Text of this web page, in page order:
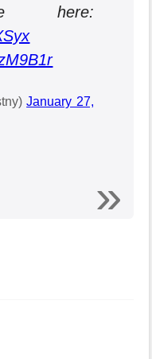
here:
January 27,